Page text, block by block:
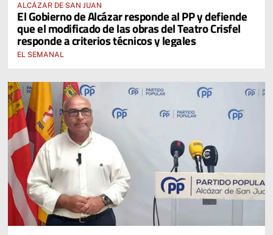
ALCÁZAR DE SAN JUAN
El Gobierno de Alcázar responde al PP y defiende
que el modificado de las obras del Teatro Crisfel
responde a criterios técnicos y legales
EL SEMANAL